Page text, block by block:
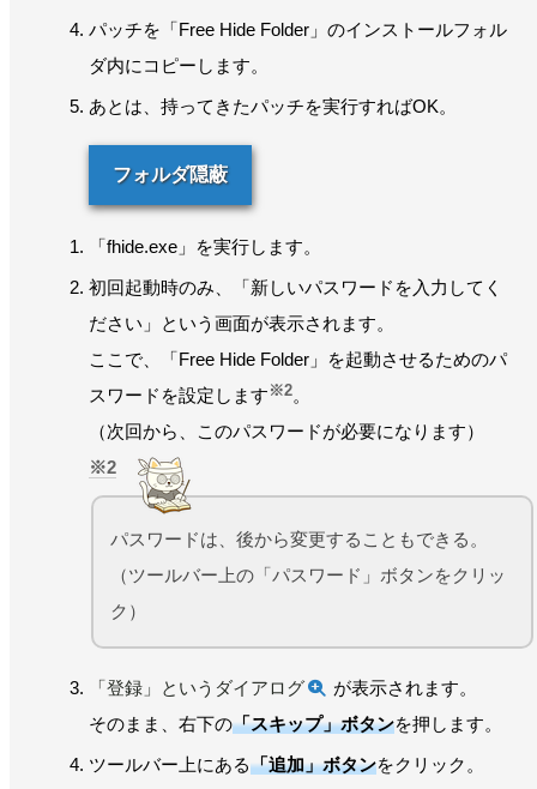
パッチを「Free Hide Folder」のインストールフォル
ダ内にコピーします。
あとは、持ってきたパッチを実行すればOK。
フォルダ隠蔽
「fhide.exe」を実行します。
初回起動時のみ、「新しいパスワードを入力してく
ださい」という画面が表示されます。
ここで、「Free Hide Folder」を起動させるためのパ
スワードを設定します ※2。
（次回から、このパスワードが必要になります）
2
パスワードは、後から変更することもできる。
（ツールバー上の「パスワード」ボタンをクリッ
ク）
「登録」というダイアログ
が表示されます。
そのまま、右下の「スキップ」ボタンを押します。
ツールバー上にある「追加」ボタンをクリック。